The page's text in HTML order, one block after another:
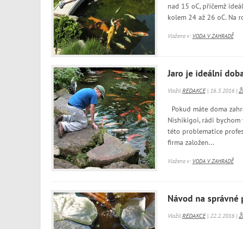
nad 15 oC, přičemž
kolem 24 až 26 oC. Na
Vloženo v: VODA V ZAHRADĚ
Jaro je ideální
Vložil REDAKCE| 16.3.2016 |
Pokud máte doma
Nishikigoi, rádi
této problematice
firma založen...
Vloženo v: VODA V ZAHRADĚ
Návod na
Vložil REDAKCE| 22.2.2016 |